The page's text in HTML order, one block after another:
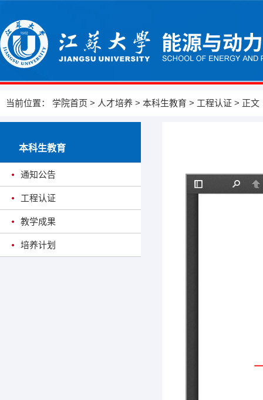
当前位置： 学院首页 > 人才培养 > 本科生教育 > 工程认证 > 正文
本科生教育
通知公告
工程认证
教学成果
培养计划